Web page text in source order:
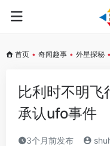
首页 • 奇闻趣事 • 外星探秘 •
比利时不明
承认ufo事件
3个月前发布